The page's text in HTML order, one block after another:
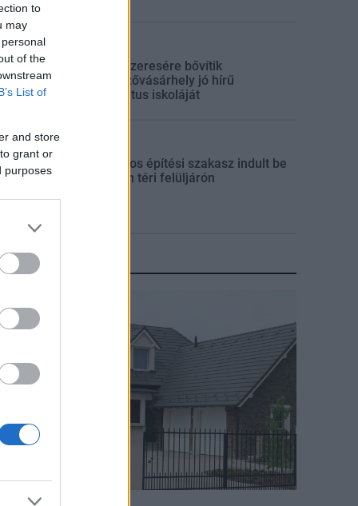
to
may
of the
List of
and store
grant or
purposes
Másfélszeresére bővítik
Hódmezővásárhely jó hírű
református iskoláját
Látványos építési szakasz indult be
a Flórián téri felüljárón